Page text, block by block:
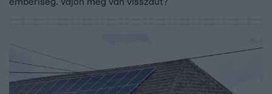
emberiség. Vajon még van visszaút?